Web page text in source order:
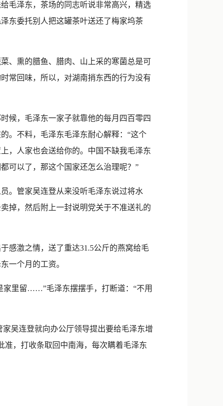
毛泽东，茶场的同志听说非常高兴，精选
东委托别人把这罐茶叶送还了梅家坞茶
、熏的腊鱼、腊肉、山上采的寒菌总是可
常回味，所以，对湖南捎东西的行为没有
候，毛泽东一家子就靠他的每月四百零四
。不料，毛泽东毛泽东耐心解释：“这个
，人家也会送给你的。中国不缺我毛泽东
可以了，那这个国家还怎么治理呢？”
。管家吴连登从来没听毛泽东说过将水
掉，然后附上一封说明党关于不准送礼的
感激之情，送了重达31.5公斤的燕窝给毛
一个月的工资。
里留……”毛泽东摆摆手，打断道：“不用
吴连登就向办公厅领导提出要给毛泽东增
，打收条取回中南海，每次瞒着毛泽东